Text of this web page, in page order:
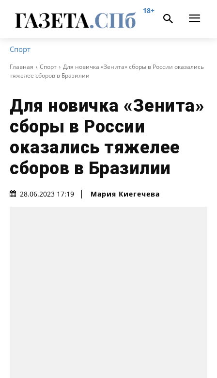
18+
Спорт
Главная Спорт
Для новичка «Зенита» сборы в России оказались
тяжелее сборов в Бразилии
Для новичка «Зенита»
сборы в России
оказались тяжелее
сборов в Бразилии
28.06.2023 17:19 Мария Киегечева